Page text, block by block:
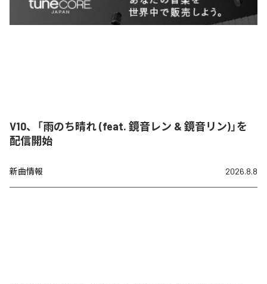
V10、「雨のち晴れ (feat. 鏡音レン & 鏡音リン)」を
配信開始
新曲情報 2026.8.8